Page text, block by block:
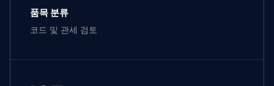
품목 분류
코드 및 관세 검토